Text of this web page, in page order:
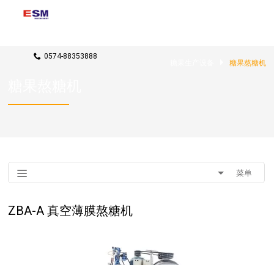
联系我们
0574-88353888
糖果熬糖机
菜单
ZBA-A 真空薄膜熬糖机